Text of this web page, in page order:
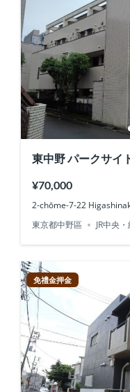
東中野 パークサイ
¥70,000
2-chōme-7-22
東京都中野區
JR中央
免禮金押金